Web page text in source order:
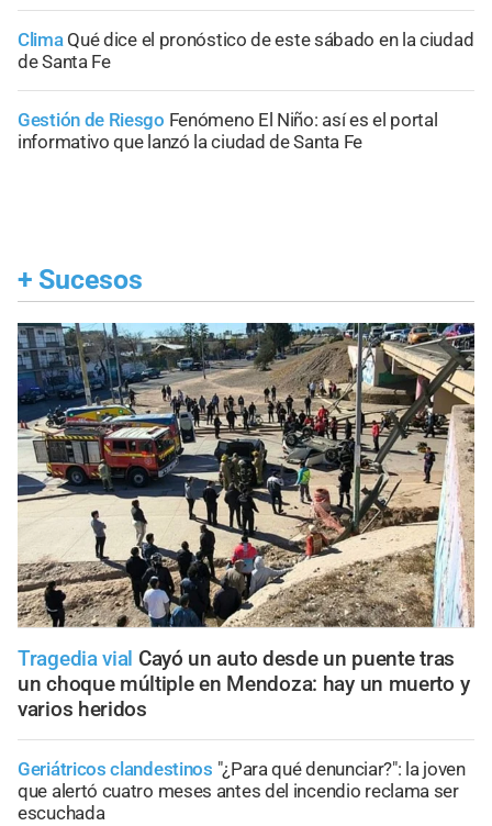
Clima Qué dice el pronóstico de este sábado en la ciudad
de Santa Fe
Gestión de Riesgo Fenómeno El Niño: así es el portal
informativo que lanzó la ciudad de Santa Fe
+ Sucesos
Tragedia vial Cayó un auto desde un puente tras
un choque múltiple en Mendoza: hay un muerto y
varios heridos
Geriátricos clandestinos "¿Para qué denunciar?": la joven
que alertó cuatro meses antes del incendio reclama ser
escuchada